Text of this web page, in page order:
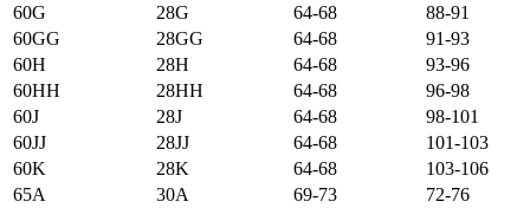
60G
28G 64-68
88-91
60GG
28GG 64-68
91-93
60H
28H 64-68
93-96
60HH
28HH 64-68
96-98
60J
28J 64-68
98-101
60JJ
28JJ 64-68
101-103
60K
28K 64-68
103-106
65А
30А 69-73
72-76